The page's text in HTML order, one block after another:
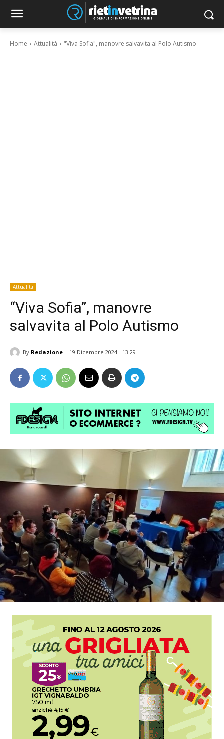
Home Attualità "Viva Sofia", manovre salvavita al Polo Autismo
Attualità
“Viva Sofia”, manovre
salvavita al Polo Autismo
By Redazione 19 Dicembre 2024 - 13:29